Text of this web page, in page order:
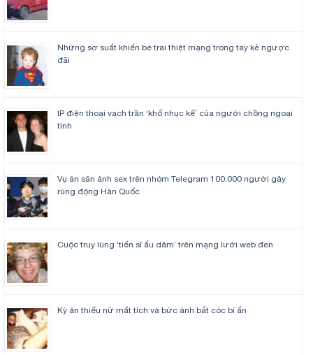
Những sơ suất khiến bé trai thiệt mạng trong tay kẻ ngược
đãi
IP điện thoại vạch trần ‘khổ nhục kế’ của người chồng ngoại
tình
Vụ án săn ảnh sex trên nhóm Telegram 100.000 người gây
rúng động Hàn Quốc
Cuộc truy lùng ‘tiến sĩ ấu dâm’ trên mạng lưới web đen
Kỳ án thiếu nữ mất tích và bức ảnh bắt cóc bí ẩn